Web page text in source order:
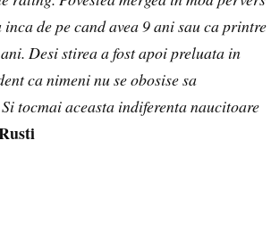
de pe cand avea 9 ani sau ca printre
Desi stirea a fost apoi preluata in
ca nimeni nu se obosise sa
tocmai aceasta indiferenta naucitoare